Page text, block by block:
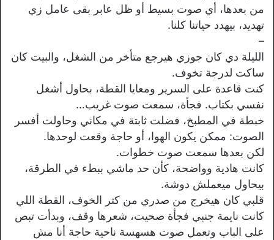
من بعدها، أي صوت بسيط أو ظل عابر بقى عامل زي
تهديد، بيهدد حياتنا كلنا.
–
الليلة دي كان جوزي هيرجع متأخر من الشغل، والبيت كان
ساكت لدرجة تخوف.
كنت قاعدة على السرير ومعايا القطة، بحاول أشغل
نفسي بكتاب. فجأة، سمعت صوت غريب…
خبطة في المطبخ، فضلت ثابتة في مكاني وحاولت أفسر
الصوت: ممكن يكون الهوا، أو حاجة وقعت لوحدها.
لكن بعدها سمعت صوت خطوات.
كانت هادية وواضحة، كأن حد ماشي ببطء في الطرقة،
بيحاول ميعملش دوشة.
قلبي كان هيخرج من صدري من كتر الخوف، القطة اللي
كانت نايمة جنبي فجأة صحيت، شعرها وقف، وبدأت تبص
على الباب وتعمل صوت هسهسة ناحية حاجة أنا مش